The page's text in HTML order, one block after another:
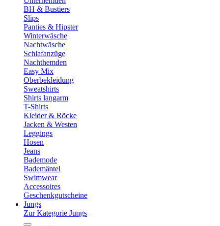
BH & Bustiers
Slips
Panties & Hipster
Winterwäsche
Nachtwäsche
Schlafanzüge
Nachthemden
Easy Mix
Oberbekleidung
Sweatshirts
Shirts langarm
T-Shirts
Kleider & Röcke
Jacken & Westen
Leggings
Hosen
Jeans
Bademode
Bademäntel
Swimwear
Accessoires
Geschenkgutscheine
Jungs
Zur Kategorie Jungs